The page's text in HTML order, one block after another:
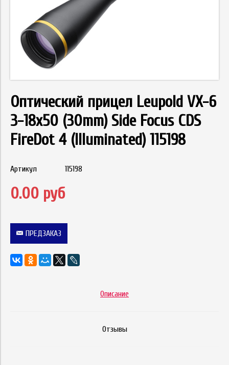
Оптический прицел Leupold VX-6
3-18x50 (30mm) Side Focus CDS
FireDot 4 (Illuminated) 115198
Артикул 115198
0.00 руб
ПРЕДЗАКАЗ
Описание
Отзывы